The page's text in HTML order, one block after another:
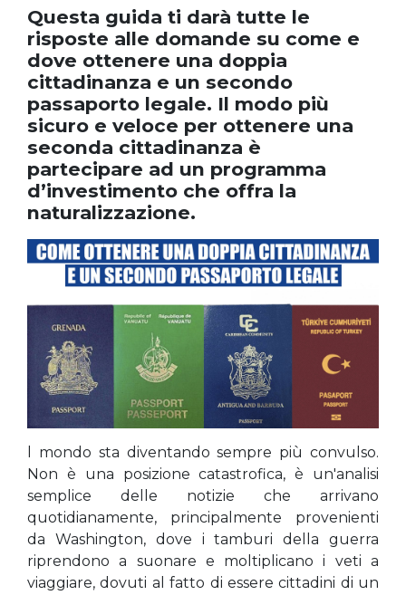
Questa guida ti darà tutte le
risposte alle domande su come e
dove ottenere una doppia
cittadinanza e un secondo
passaporto legale. Il modo più
sicuro e veloce per ottenere una
seconda cittadinanza è
partecipare ad un programma
d’investimento che offra la
naturalizzazione.
l mondo sta diventando sempre più convulso.
Non è una posizione catastrofica, è un'analisi
semplice delle notizie che arrivano
quotidianamente, principalmente provenienti
da Washington, dove i tamburi della guerra
riprendono a suonare e moltiplicano i veti a
viaggiare, dovuti al fatto di essere cittadini di un